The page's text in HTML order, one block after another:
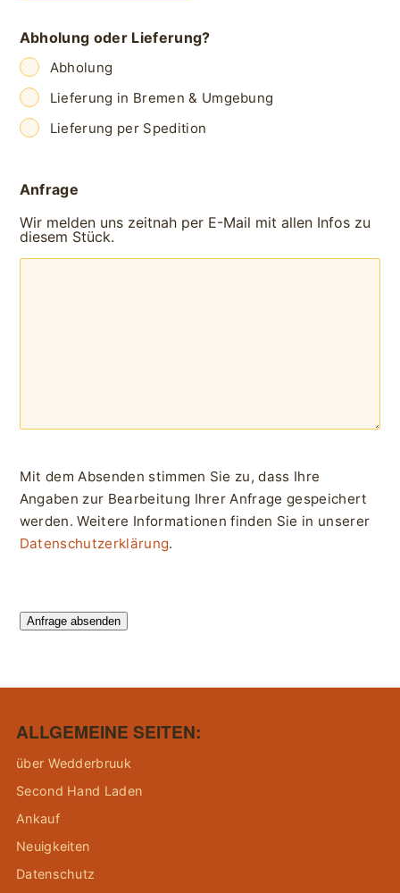
Abholung oder Lieferung?
Abholung
Lieferung in Bremen & Umgebung
Lieferung per Spedition
Anfrage
Wir melden uns zeitnah per E-Mail mit allen Infos zu
diesem Stück.
Mit dem Absenden stimmen Sie zu, dass Ihre
Angaben zur Bearbeitung Ihrer Anfrage gespeichert
werden. Weitere Informationen finden Sie in unserer
Datenschutzerklärung.
Anfrage absenden
ALLGEMEINE SEITEN:
über Wedderbruuk
Second Hand Laden
Ankauf
Neuigkeiten
Datenschutz